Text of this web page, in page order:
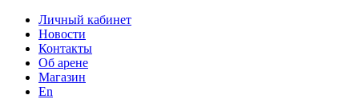
Личный кабинет
Новости
Контакты
Об арене
Магазин
En